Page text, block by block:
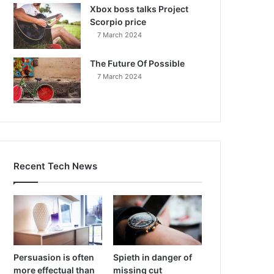
Xbox boss talks Project
Scorpio price
7 March 2024
The Future Of Possible
7 March 2024
Recent Tech News
Persuasion is often
more effectual than
Spieth in danger of
missing cut